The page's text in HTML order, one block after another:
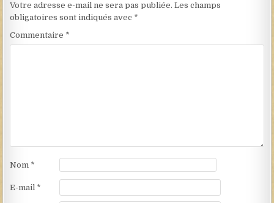
Votre adresse e-mail ne sera pas publiée. Les champs
obligatoires sont indiqués avec *
Commentaire *
Nom *
E-mail *